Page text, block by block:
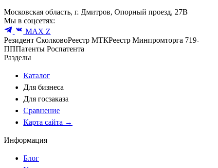
Московская область, г. Дмитров, Опорный проезд, 27В
Мы в соцсетях:
MAX Z
Резидент СколковоРеестр МТКРеестр Минпромторга 719-
ПППатенты Роспатента
Разделы
Каталог
Для бизнеса
Для госзаказа
Сравнение
Карта сайта →
Информация
Блог